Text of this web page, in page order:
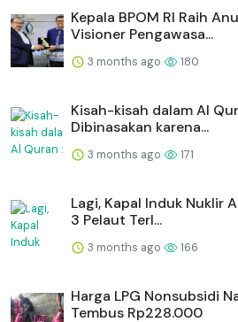
Kepala BPOM RI Raih
Visioner Pengawasa...
3 months ago 180
Kisah-kisah dalam Al
Dibinasakan karena...
3 months ago 171
Lagi, Kapal Induk Nuklir
3 Pelaut Terl...
3 months ago 166
Harga LPG Nonsubsidi
Tembus Rp228.000